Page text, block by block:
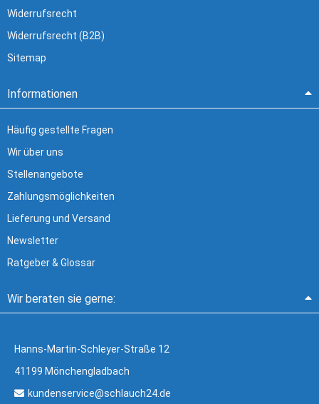
Widerrufsrecht
Widerrufsrecht (B2B)
Sitemap
Informationen
Häufig gestellte Fragen
Wir über uns
Stellenangebote
Zahlungsmöglichkeiten
Lieferung und Versand
Newsletter
Ratgeber & Glossar
Wir beraten sie gerne:
Hanns-Martin-Schleyer-Straße 12
41199 Mönchengladbach
kundenservice@schlauch24.de